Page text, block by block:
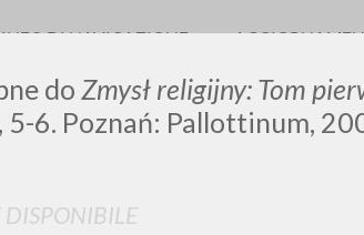
doZmysł religijny: Tom
5-6. Poznań: Pallottinum,
DISPONIBILE
INFO DI NAVIGAZIONE
TROVATI